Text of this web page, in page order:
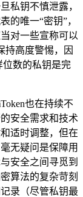
私钥不慎泄露，
的唯一“密钥”，
对一些宣称可以
持高度警惕，因
位数的私钥是完
也在持续不
安全需求和技术
适时调整，但在
无疑问是保障用
安全之间寻觅到
算法的复杂苛刻
录（尽管私钥最